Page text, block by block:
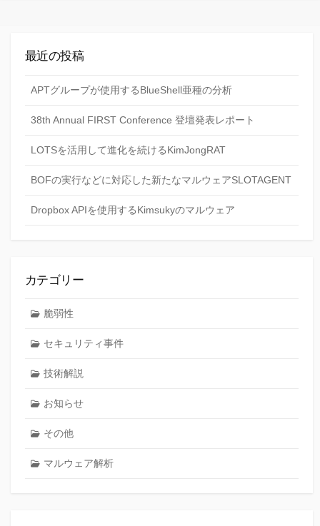
最近の投稿
APTグループが使用するBlueShell亜種の分析
38th Annual FIRST Conference 登壇発表レポート
LOTSを活用して進化を続けるKimJongRAT
BOFの実行などに対応した新たなマルウェアSLOTAGENT
Dropbox APIを使用するKimsukyのマルウェア
カテゴリー
脆弱性
セキュリティ事件
技術解説
お知らせ
その他
マルウェア解析